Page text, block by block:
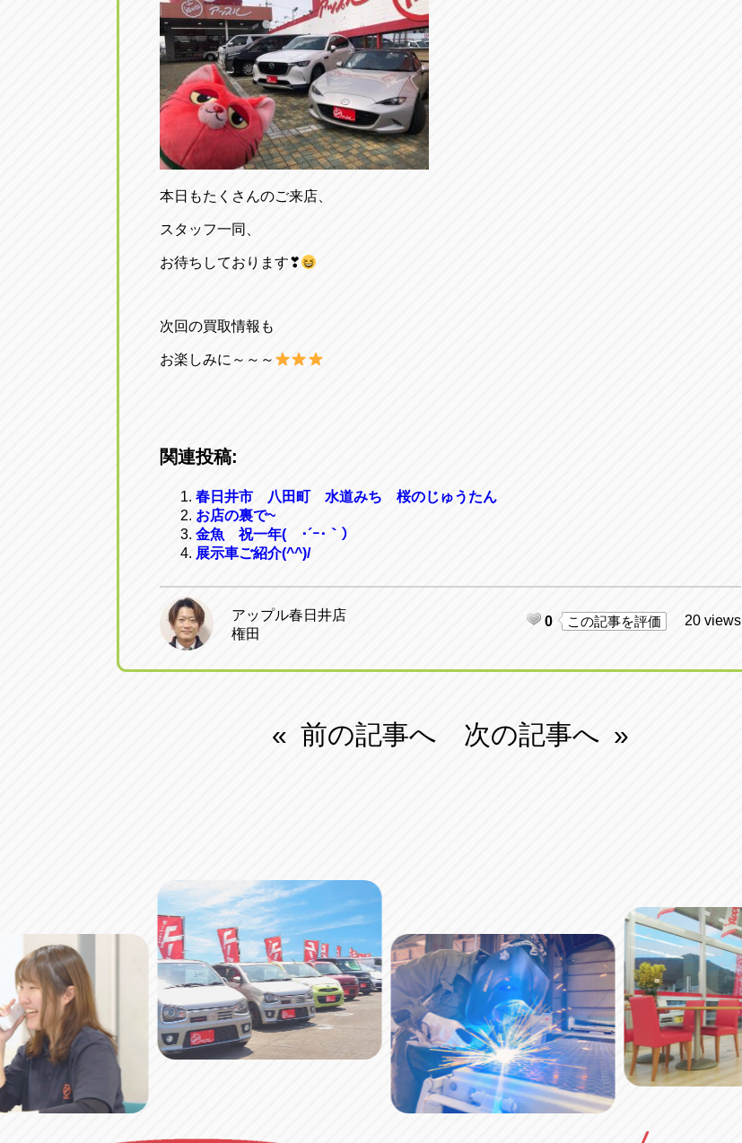
本日もたくさんのご来店、
スタッフ一同、
お待ちしております❣
次回の買取情報も
お楽しみに～～～
関連投稿:
春日井市 八田町 水道みち 桜のじゅうたん
お店の裏で~
金魚 祝一年( ･´ｰ･｀）
展示車ご紹介(^^)/
アップル春日井店
権田
0 この記事を評価 20 views
« 前の記事へ 次の記事へ »